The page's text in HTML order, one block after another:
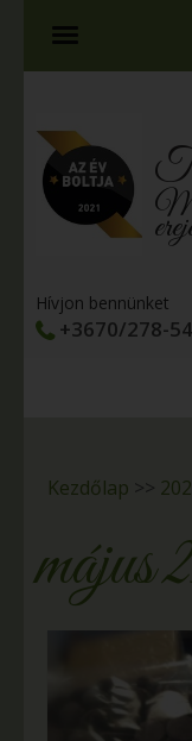
Hívjon bennünket
+3670/278-
Kezdőlap >>
május